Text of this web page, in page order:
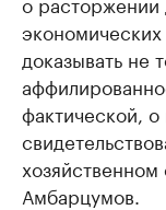
доказывать не
фактической,
Амбарцумов.